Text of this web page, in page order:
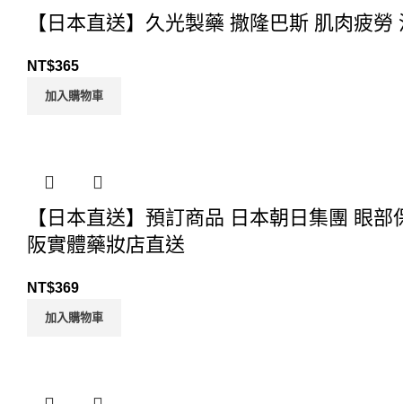
【日本直送】久光製藥 撒隆巴斯 肌肉疲
NT$365
加入購物車
【日本直送】預訂商品 日本朝日集團 眼
阪實體藥妝店直送
NT$369
加入購物車